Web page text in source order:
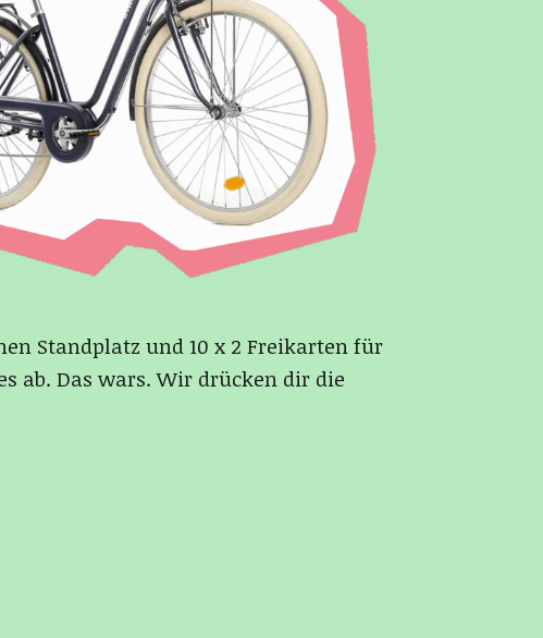
Standplatz und 10 x 2 Freikarten für
ab. Das wars. Wir drücken dir die